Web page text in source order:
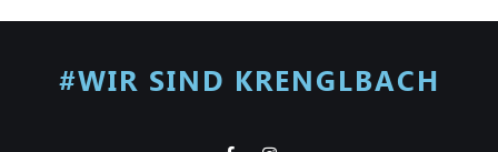
#WIR SIND KRENGLBACH